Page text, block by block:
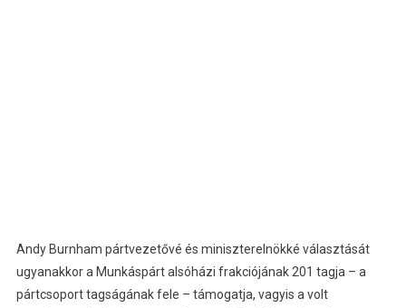
Andy Burnham pártvezetővé és miniszterelnökké választását
ugyanakkor a Munkáspárt alsóházi frakciójának 201 tagja – a
pártcsoport tagságának fele – támogatja, vagyis a volt